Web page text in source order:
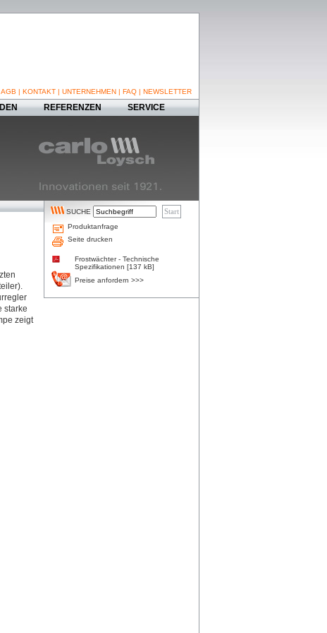
AGB | KONTAKT | UNTERNEHMEN | FAQ | NEWSLETTER
REFERENZEN
SERVICE
starke
zeigt
SUCHE
Produktanfrage
Seite drucken
Frostwächter - Technische
Spezifikationen [137 kB]
Preise anfordern >>>